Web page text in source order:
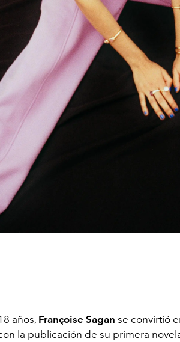
años, Françoise Sagan se convirtió
la publicación de su primera